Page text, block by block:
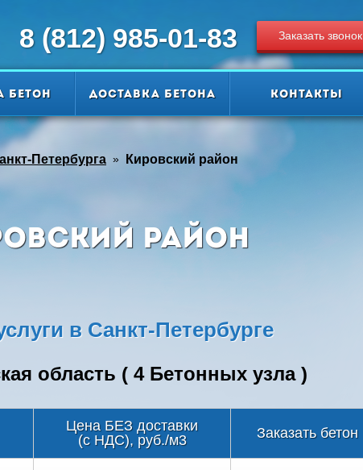
8 (812) 985-01-83 Заказать звонок
бетон Доставка бетона Контакты
Петербурга » Кировский район
район
в Санкт-Петербурге
область ( 4 Бетонных узла )
Цена БЕЗ доставки
(с НДС), руб./м3
Заказать бетон